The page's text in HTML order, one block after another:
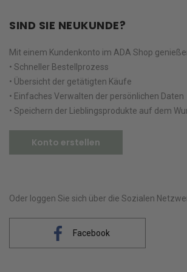
SIND SIE NEUKUNDE?
Mit einem Kundenkonto im ADA Shop
• Schneller Bestellprozess
• Übersicht der getätigten Käufe
• Einfaches Verwalten der persönlichen Daten
• Speichern der Lieblingsprodukte auf dem
Konto erstellen
Oder loggen Sie sich über die Sozialen
Facebook